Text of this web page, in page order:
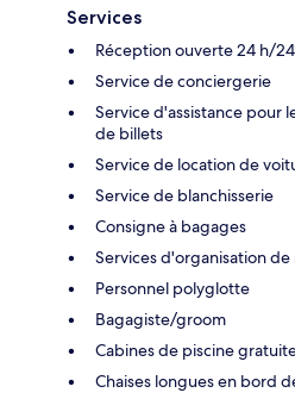
Services
Réception ouverte 24 h/24
Service de conciergerie
Service d'assistance pour
de billets
Service de location de
Service de blanchisserie
Consigne à bagages
Services d'organisation de
Personnel polyglotte
Bagagiste/groom
Cabines de piscine
Chaises longues en bord